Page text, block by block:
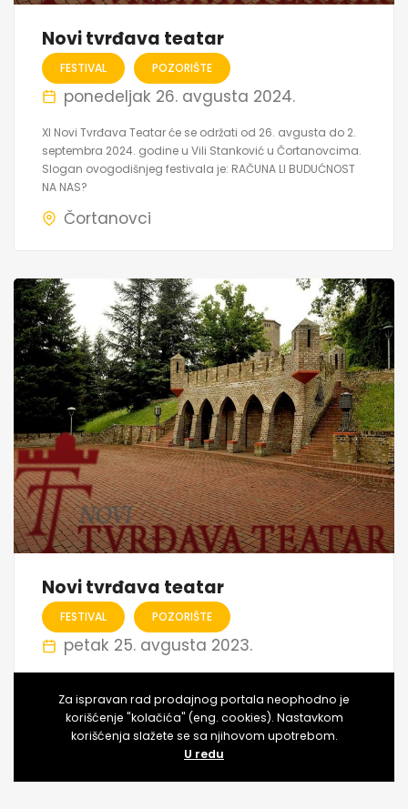
Novi tvrđava teatar
FESTIVAL POZORIŠTE
ponedeljak 26. avgusta 2024.
XI Novi Tvrđava Teatar će se održati od 26. avgusta do 2.
septembra 2024. godine u Vili Stanković u Čortanovcima.
Slogan ovogodišnjeg festivala je: RAČUNA LI BUDUĆNOST
NA NAS?
Čortanovci
Novi tvrđava teatar
FESTIVAL POZORIŠTE
petak 25. avgusta 2023.
održaće se ove godine deseti put, u predivnom ambijentu
Vile Stanković u Čortanovcima od 25. do 30. avgusta.
Čortanovci
Za ispravan rad prodajnog portala neophodno je
korišćenje "kolačića" (eng. cookies). Nastavkom
korišćenja slažete se sa njihovom upotrebom.
U redu